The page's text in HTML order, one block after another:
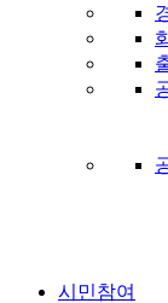
시민참여